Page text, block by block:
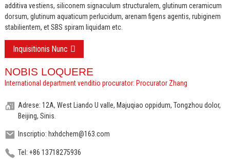
additiva vestiens, siliconem signaculum structuralem, glutinum ceramicum
dorsum, glutinum aquaticum perlucidum, arenam figens agentis, rubiginem
stabilientem, et SBS spiram liquidam etc.
Inquisitionis Nunc
NOBIS LOQUERE
International department venditio procurator: Procurator Zhang
Adrese: 12A, West Liando U valle, Majuqiao oppidum, Tongzhou dolor,
Beijing, Sinis.
Inscriptio: hxhdchem@163.com
Tel: +86 13718275936